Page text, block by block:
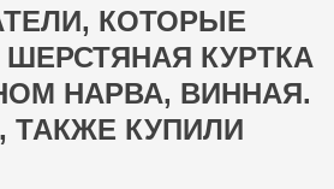
КОТОРЫЕ
КУРТКА
НАРВА, ВИННАЯ.
ТАКЖЕ КУПИЛИ